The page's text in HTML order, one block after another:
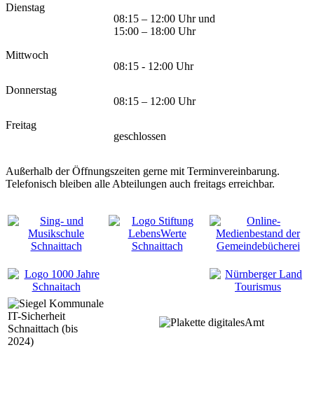
Dienstag
08:15 – 12:00 Uhr und
15:00 – 18:00 Uhr
Mittwoch
08:15 - 12:00 Uhr
Donnerstag
08:15 – 12:00 Uhr
Freitag
geschlossen
Außerhalb der Öffnungszeiten gerne mit Terminvereinbarung.
Telefonisch bleiben alle Abteilungen auch freitags erreichbar.